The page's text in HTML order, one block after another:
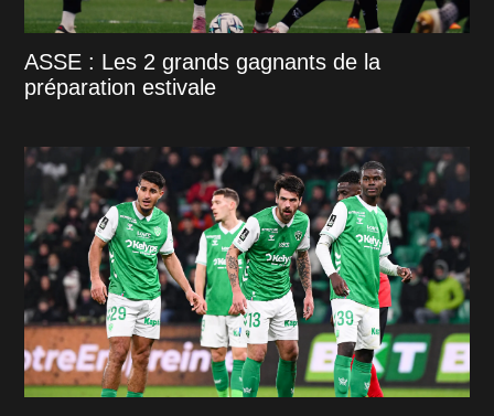
ASSE : Les 2 grands gagnants de la
préparation estivale